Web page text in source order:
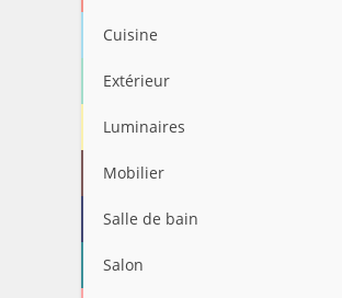
Cuisine
Extérieur
Luminaires
Mobilier
Salle de bain
Salon